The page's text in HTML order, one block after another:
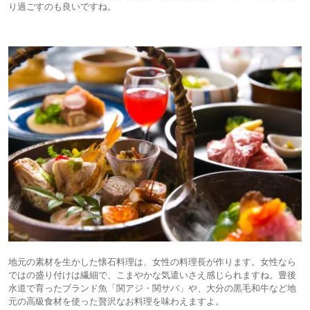
り過ごすのも良いですね。
地元の素材を生かした懐石料理は、女性の料理長が作ります。女性なら
ではの盛り付けは繊細で、こまやかな気遣いさえ感じられますね。豊後
水道で育ったブランド魚「関アジ・関サバ」や、大分の黒毛和牛など地
元の高級食材を使った贅沢なお料理を味わえますよ。